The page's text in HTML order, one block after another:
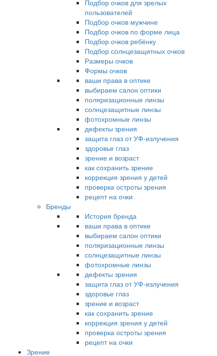
Подбор очков для зрелых
пользователей
Подбор очков мужчине
Подбор очков по форме лица
Подбор очков ребёнку
Подбор солнцезащитных очков
Размеры очков
Формы очков
ваши права в оптике
выбираем салон оптики
поляризационные линзы
солнцезащитные линзы
фотохромные линзы
дефекты зрения
защита глаз от УФ-излучения
здоровье глаз
зрение и возраст
как сохранить зрение
коррекция зрения у детей
проверка остроты зрения
рецепт на очки
Бренды
История бренда
ваши права в оптике
выбираем салон оптики
поляризационные линзы
солнцезащитные линзы
фотохромные линзы
дефекты зрения
защита глаз от УФ-излучения
здоровье глаз
зрение и возраст
как сохранить зрение
коррекция зрения у детей
проверка остроты зрения
рецепт на очки
Зрение